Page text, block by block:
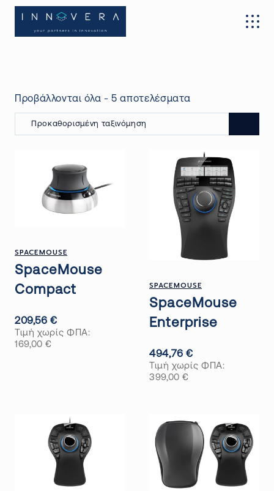
Προβάλλονται όλα - 5 αποτελέσματα
Προκαθορισμένη ταξινόμηση
SPACEMOUSE
SpaceMouse
Compact
209,56€
Τιμή χωρίς ΦΠΑ:
169,00€
SPACEMOUSE
SpaceMouse
Enterprise
494,76€
Τιμή χωρίς ΦΠΑ:
399,00€